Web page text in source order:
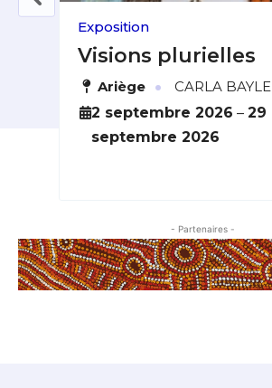
Exposition
Visions plurielles
Ariège ·
CARLA BAYLE
2 septembre 2026 –29
septembre 2026
- Partenaires -